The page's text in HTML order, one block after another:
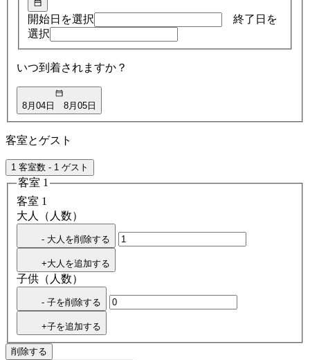
検
索
開始日を選択
終了日を
選択
いつ到着されますか？
8月04日 8月05日
客室とゲスト
1 客室数 - 1 ゲスト
客室 1
客室 1
大人（人数）
- 大人を削除する
+大人を追加する
子供（人数）
- 子を削除する
+子を追加する
削除する